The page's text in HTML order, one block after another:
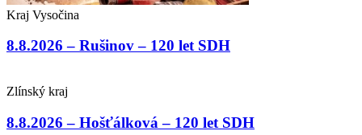
Kraj Vysočina
8.8.2026 – Rušinov – 120 let SDH
Zlínský kraj
8.8.2026 – Hošťálková – 120 let SDH